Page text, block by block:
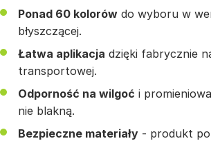
Ponad 60 kolorów do wyboru w
błyszczącej.
Łatwa aplikacja dzięki fabrycznie
transportowej.
Odporność na wilgoć i
nie blakną.
Bezpieczne materiały - produkt